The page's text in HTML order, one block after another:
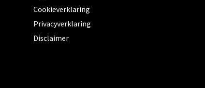
Cookieverklaring
Privacyverklaring
Disclaimer